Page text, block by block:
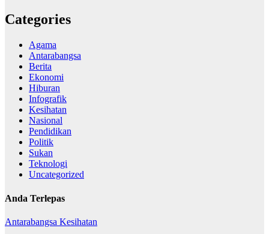
Categories
Agama
Antarabangsa
Berita
Ekonomi
Hiburan
Infografik
Kesihatan
Nasional
Pendidikan
Politik
Sukan
Teknologi
Uncategorized
Anda Terlepas
Antarabangsa Kesihatan